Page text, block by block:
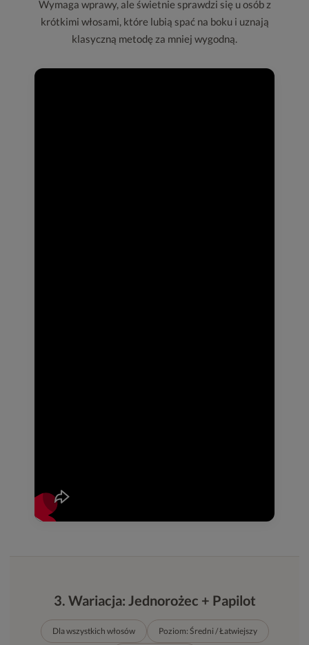
Wymaga wprawy, ale świetnie sprawdzi się u osób z
krótkimi włosami, które lubią spać na boku i uznają
klasyczną metodę za mniej wygodną.
3. Wariacja: Jednorożec + Papilot
Dla wszystkich włosów Poziom: Średni / Łatwiejszy